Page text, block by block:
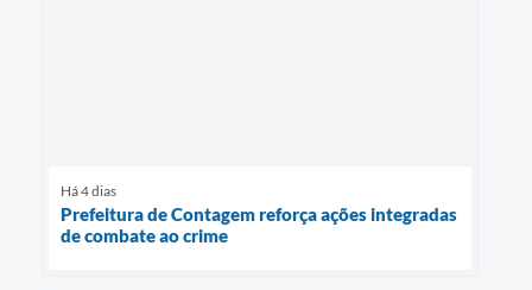
Há 4 dias
Prefeitura de Contagem reforça ações integradas
de combate ao crime